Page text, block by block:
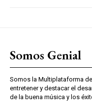
Somos Genial
Somos la Multiplataforma
entretener y destacar el
de la buena música y los